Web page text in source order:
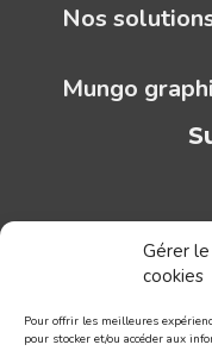
Gérer
cookies
Pour offrir les meilleures
pour stocker et/ou accéder aux
Nos
Mungo